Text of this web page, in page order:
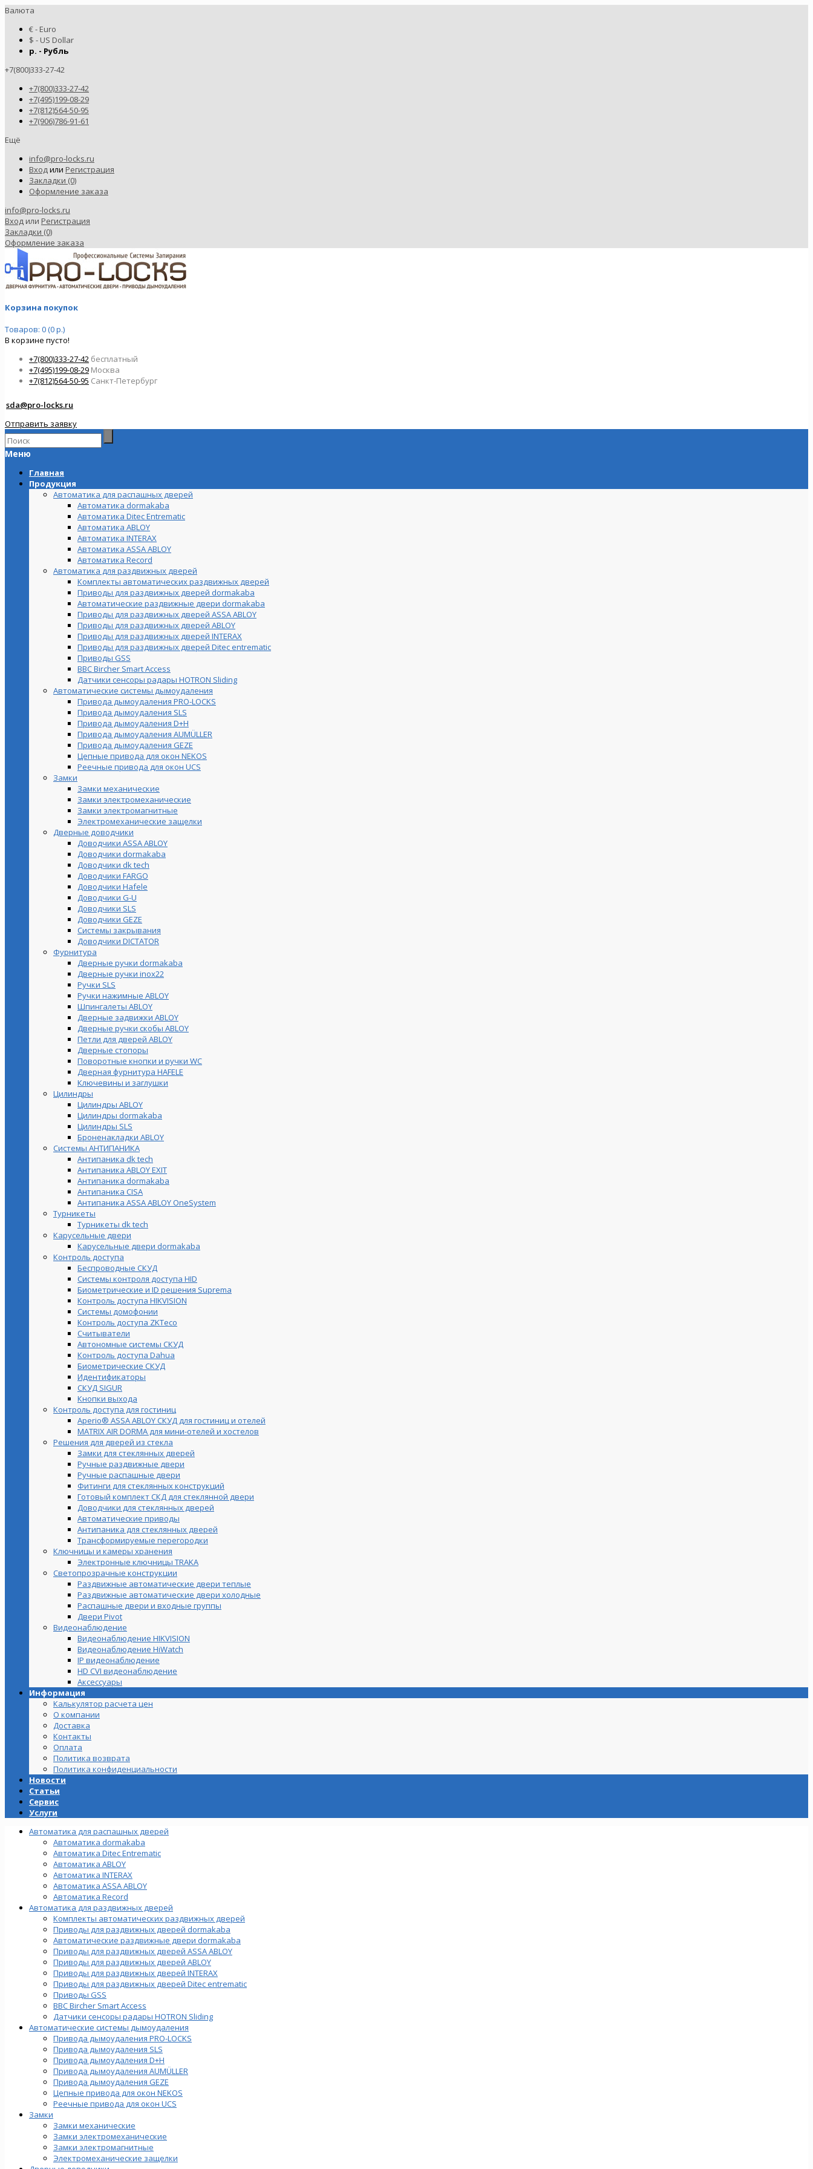
Валюта
€ - Euro
$ - US Dollar
р. - Рубль
+7(800)333-27-42
+7(800)333-27-42
+7(495)199-08-29
+7(812)564-50-95
+7(906)786-91-61
Ещё
info@pro-locks.ru
Входили Регистрация
Закладки (0)
Оформление заказа
info@pro-locks.ru
Вход или Регистрация
Закладки (0)
Оформление заказа
Корзина покупок
Товаров: 0 (0 р.)
В корзине пусто!
+7(800)333-27-42 бесплатный
+7(495)199-08-29 Москва
+7(812)564-50-95 Санкт-Петербург
sda@pro-locks.ru
Отправить заявку
Меню
Главная
Продукция
Автоматика для распашных дверей
Автоматика dormakaba
Автоматика Ditec Entrematic
Автоматика ABLOY
Автоматика INTERAX
Автоматика ASSA ABLOY
Автоматика Record
Автоматика для раздвижных дверей
Комплекты автоматических раздвижных дверей
Приводы для раздвижных дверей dormakaba
Автоматические раздвижные двери dormakaba
Приводы для раздвижных дверей ASSA ABLOY
Приводы для раздвижных дверей ABLOY
Приводы для раздвижных дверей INTERAX
Приводы для раздвижных дверей Ditec entrematic
Приводы GSS
BBC Bircher Smart Access
Датчики сенсоры радары HOTRON Sliding
Автоматические системы дымоудаления
Привода дымоудаления PRO-LOCKS
Привода дымоудаления SLS
Привода дымоудаления D+H
Привода дымоудаления AUMÜLLER
Привода дымоудаления GEZE
Цепные привода для окон NEKOS
Реечные привода для окон UСS
Замки
Замки механические
Замки электромеханические
Замки электромагнитные
Электромеханические защелки
Дверные доводчики
Доводчики ASSA ABLOY
Доводчики dormakaba
Доводчики dk tech
Доводчики FARGO
Доводчики Hafele
Доводчики G-U
Доводчики SLS
Доводчики GEZE
Cистемы закрывания
Доводчики DICTATOR
Фурнитура
Дверные ручки dormakaba
Дверные ручки inox22
Ручки SLS
Ручки нажимные ABLOY
Шпингалеты ABLOY
Дверные задвижки ABLOY
Дверные ручки скобы ABLOY
Петли для дверей ABLOY
Дверные стопоры
Поворотные кнопки и ручки WC
Дверная фурнитура HAFELE
Ключевины и заглушки
Цилиндры
Цилиндры ABLOY
Цилиндры dormakaba
Цилиндры SLS
Броненакладки ABLOY
Системы АНТИПАНИКА
Антипаника dk tech
Антипаника ABLOY EXIT
Антипаника dormakaba
Антипаника СISA
Антипаника ASSA ABLOY OneSystem
Турникеты
Турникеты dk tech
Карусельные двери
Карусельные двери dormakaba
Контроль доступа
Беспроводные СКУД
Системы контроля доступа HID
Биометрические и ID решения Suprema
Контроль доступа HIKVISION
Системы домофонии
Контроль доступа ZKTeco
Считыватели
Автономные системы СКУД
Контроль доступа Dahua
Биометрические СКУД
Идентификаторы
СКУД SIGUR
Кнопки выхода
Контроль доступа для гостиниц
Aperio® ASSA ABLOY СКУД для гостиниц и отелей
MATRIX AIR DORMA для мини-отелей и хостелов
Решения для дверей из стекла
Замки для стеклянных дверей
Ручные раздвижные двери
Ручные распашные двери
Фитинги для стеклянных конструкций
Готовый комплект СКД для стеклянной двери
Доводчики для стеклянных дверей
Автоматические приводы
Антипаника для стеклянных дверей
Трансформируемые перегородки
Ключницы и камеры хранения
Электронные ключницы TRAKA
Светопрозрачные конструкции
Раздвижные автоматические двери теплые
Раздвижные автоматические двери холодные
Распашные двери и входные группы
Двери Pivot
Видеонаблюдение
Видеонаблюдение HIKVISION
Видеонаблюдение HiWatch
IP видеонаблюдение
HD CVI видеонаблюдение
Аксессуары
Информация
Калькулятор расчета цен
О компании
Доставка
Контакты
Оплата
Политика возврата
Политика конфиденциальности
Новости
Статьи
Сервис
Услуги
Автоматика для распашных дверей
Автоматика dormakaba
Автоматика Ditec Entrematic
Автоматика ABLOY
Автоматика INTERAX
Автоматика ASSA ABLOY
Автоматика Record
Автоматика для раздвижных дверей
Комплекты автоматических раздвижных дверей
Приводы для раздвижных дверей dormakaba
Автоматические раздвижные двери dormakaba
Приводы для раздвижных дверей ASSA ABLOY
Приводы для раздвижных дверей ABLOY
Приводы для раздвижных дверей INTERAX
Приводы для раздвижных дверей Ditec entrematic
Приводы GSS
BBC Bircher Smart Access
Датчики сенсоры радары HOTRON Sliding
Автоматические системы дымоудаления
Привода дымоудаления PRO-LOCKS
Привода дымоудаления SLS
Привода дымоудаления D+H
Привода дымоудаления AUMÜLLER
Привода дымоудаления GEZE
Цепные привода для окон NEKOS
Реечные привода для окон UСS
Замки
Замки механические
Замки электромеханические
Замки электромагнитные
Электромеханические защелки